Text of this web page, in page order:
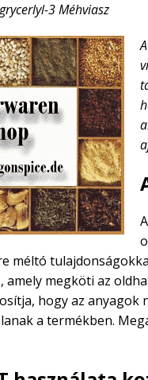
3 Méhviasz
méltó
amely megköti az
hogy az anyagok
a termékben.